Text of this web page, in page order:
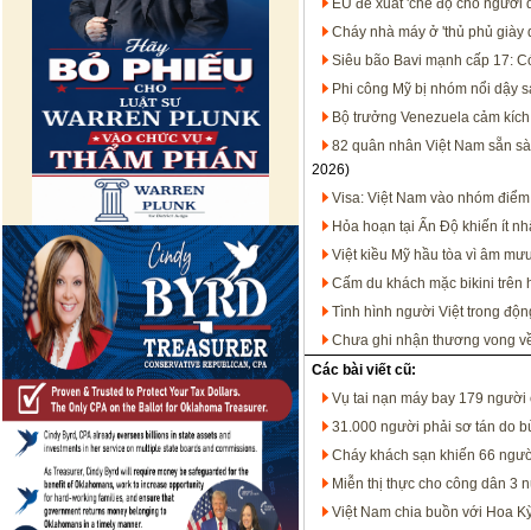
EU đề xuất 'chế độ cho người
Cháy nhà máy ở 'thủ phủ
Siêu bão Bavi mạnh cấp 17:
Phi công Mỹ bị nhóm nổi dậy
Bộ trưởng Venezuela cảm
82 quân nhân Việt Nam sẵn
2026)
Visa: Việt Nam vào nhóm
Hỏa hoạn tại Ấn Độ khiến ít
Việt kiều Mỹ hầu tòa vì âm
Cấm du khách mặc bikini trên
Tình hình người Việt trong
Chưa ghi nhận thương vong
Các bài viết cũ:
Vụ tai nạn máy bay 179 người
31.000 người phải sơ tán do
Cháy khách sạn khiến 66
Miễn thị thực cho công dân 3
Việt Nam chia buồn với Hoa